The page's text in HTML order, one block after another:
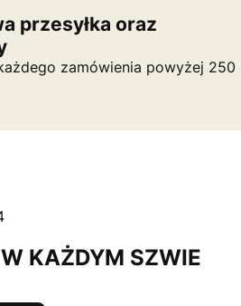
przesyłka oraz
zamówienia powyżej 250
KAŻDYM SZWIE